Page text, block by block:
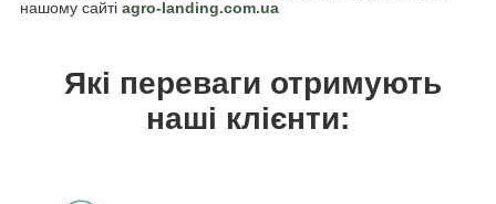
нашому сайті agro-landing.com.ua
Які переваги отримують
наші клієнти: